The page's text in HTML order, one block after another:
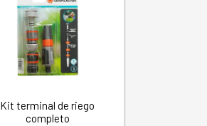
Kit terminal de riego
completo